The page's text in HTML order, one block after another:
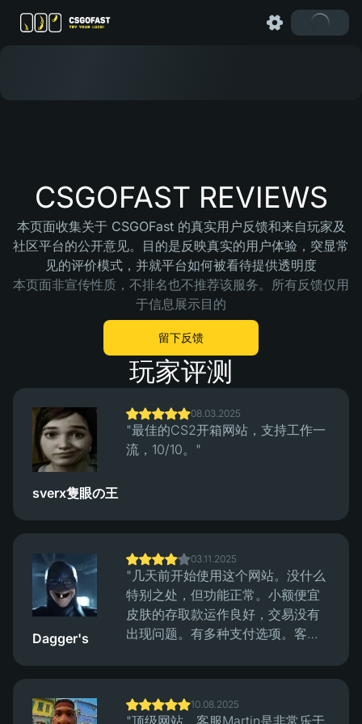
CSGOFAST REVIEWS
本页面收集关于 CSGOFast 的真实用户反馈和来自玩家及
社区平台的公开意见。目的是反映真实的用户体验，突显常
见的评价模式，并就平台如何被看待提供透明度
本页面非宣传性质，不排名也不推荐该服务。所有反馈仅用
于信息展示目的
留下反馈
玩家评测
sverx隻眼の王
08.03.2025
"最佳的CS2开箱网站，支持工作一
流，10/10。"
Dagger's
03.11.2025
"几天前开始使用这个网站。没什么
特别之处，但功能正常。小额便宜
皮肤的存取款运作良好，交易没有
出现问题。有多种支付选项。客服
10.08.2025
"顶级网站，客服Martin是非常乐于